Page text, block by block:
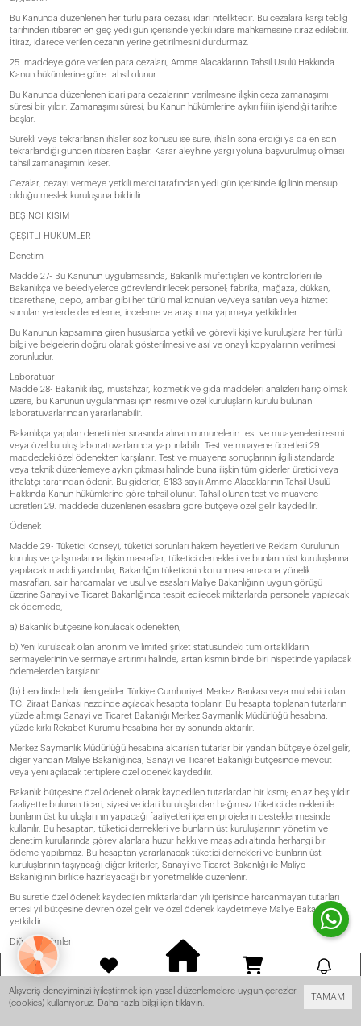
- - Tüm Ürünlerde Ücretsiz Kargo! - - Tüm Ürünlerde Ücretsiz
Bu Kanunda düzenlenen her türlü para cezası, idari niteliktedir. Bu cezalara karşı tebliğ
tarihinden itibaren en geç yedi gün içerisinde yetkili idare mahkemesine itiraz edilebilir.
İtiraz, idarece verilen cezanın yerine getirilmesini durdurmaz.
25. maddeye göre verilen para cezaları, Amme Alacaklarının Tahsil Usulü Hakkında
Kanun hükümlerine göre tahsil olunur.
Bu Kanunda düzenlenen idari para cezalarının verilmesine ilişkin ceza zamanaşımı
süresi bir yıldır. Zamanaşımı süresi, bu Kanun hükümlerine aykırı fiilin işlendiği tarihte
başlar.
Sürekli veya tekrarlanan ihlaller söz konusu ise süre, ihlalin sona erdiği ya da en son
tekrarlandığı günden itibaren başlar. Karar aleyhine yargı yoluna başvurulmuş olması
tahsil zamanaşımını keser.
Cezalar, cezayı vermeye yetkili merci tarafından yedi gün içerisinde ilgilinin mensup
olduğu meslek kuruluşuna bildirilir.
BEŞİNCİ KISIM
ÇEŞİTLİ HÜKÜMLER
Denetim
Madde 27- Bu Kanunun uygulamasında, Bakanlık müfettişleri ve kontrolörleri ile
Bakanlıkça ve belediyelerce görevlendirilecek personel; fabrika, mağaza, dükkan,
ticarethane, depo, ambar gibi her türlü mal konulan ve/veya satılan veya hizmet
sunulan yerlerde denetleme, inceleme ve araştırma yapmaya yetkilidirler.
Bu Kanunun kapsamına giren hususlarda yetkili ve görevli kişi ve kuruluşlara her türlü
bilgi ve belgelerin doğru olarak gösterilmesi ve asıl ve onaylı kopyalarının verilmesi
zorunludur.
Laboratuar
Madde 28- Bakanlık ilaç, müstahzar, kozmetik ve gıda maddeleri analizleri hariç olmak
üzere, bu Kanunun uygulanması için resmi ve özel kuruluşların kurulu bulunan
laboratuvarlarından yararlanabilir.
Bakanlıkça yapılan denetimler sırasında alınan numunelerin test ve muayeneleri resmi
veya özel kuruluş laboratuvarlarında yaptırılabilir. Test ve muayene ücretleri 29.
maddedeki özel ödenekten karşılanır. Test ve muayene sonuçlarının ilgili standarda
veya teknik düzenlemeye aykırı çıkması halinde buna ilişkin tüm giderler üretici veya
ithalatçı tarafından ödenir. Bu giderler, 6183 sayılı Amme Alacaklarının Tahsil Usulü
Hakkında Kanun hükümlerine göre tahsil olunur. Tahsil olunan test ve muayene
ücretleri 29. maddede düzenlenen esaslara göre bütçeye özel gelir kaydedilir.
Ödenek
Madde 29- Tüketici Konseyi, tüketici sorunları hakem heyetleri ve Reklam Kurulunun
kuruluş ve çalışmalarına ilişkin masraflar, tüketici dernekleri ve bunların üst kuruluşlarına
yapılacak maddi yardımlar, Bakanlığın tüketicinin korunması amacına yönelik
masrafları, sair harcamalar ve usul ve esasları Maliye Bakanlığının uygun görüşü
üzerine Sanayi ve Ticaret Bakanlığınca tespit edilecek miktarlarda personele yapılacak
ek ödemede;
a) Bakanlık bütçesine konulacak ödenekten,
b) Yeni kurulacak olan anonim ve limited şirket statüsündeki tüm ortaklıkların
sermayelerinin ve sermaye artırımı halinde, artan kısmın binde biri nispetinde yapılacak
ödemelerden karşılanır.
(b) bendinde belirtilen gelirler Türkiye Cumhuriyet Merkez Bankası veya muhabiri olan
T.C. Ziraat Bankası nezdinde açılacak hesapta toplanır. Bu hesapta toplanan tutarların
yüzde altmışı Sanayi ve Ticaret Bakanlığı Merkez Saymanlık Müdürlüğü hesabına,
yüzde kırkı Rekabet Kurumu hesabına her ay sonunda aktarılır.
Merkez Saymanlık Müdürlüğü hesabına aktarılan tutarlar bir yandan bütçeye özel gelir,
diğer yandan Maliye Bakanlığınca, Sanayi ve Ticaret Bakanlığı bütçesinde mevcut
veya yeni açılacak tertiplere özel ödenek kaydedilir.
Bakanlık bütçesine özel ödenek olarak kaydedilen tutarlardan bir kısmı; en az beş yıldır
faaliyette bulunan ticari, siyasi ve idari kuruluşlardan bağımsız tüketici dernekleri ile
bunların üst kuruluşlarının yapacağı faaliyetleri içeren projelerin desteklenmesinde
kullanılır. Bu hesaptan, tüketici dernekleri ve bunların üst kuruluşlarının yönetim ve
denetim kurullarında görev alanlara huzur hakkı ve maaş adı altında herhangi bir
ödeme yapılamaz. Bu hesaptan yararlanacak tüketici dernekleri ve bunların üst
kuruluşlarının taşıyacağı diğer kriterler, Sanayi ve Ticaret Bakanlığı ile Maliye
Bakanlığının birlikte hazırlayacağı bir yönetmelikle düzenlenir.
Bu suretle özel ödenek kaydedilen miktarlardan yılı içerisinde harcanmayan tutarları
ertesi yıl bütçesine devren özel gelir ve özel ödenek kaydetmeye Maliye Bakanı
yetkilidir.
Diğer Hükümler
Madde 30- Bu Kanunda hüküm bulunmayan hallerde genel hükümler uygulanır.
Madde 31- Bu Kanunda öngörülen yönetmelikler, Kanunun yayımı tarihinden itibaren
BILDIRIM
TAMAM
Alışveriş deneyiminizi iyileştirmek için yasal düzenlemelere uygun çerezler
(cookies) kullanıyoruz. Daha fazla bilgi için tıklayın